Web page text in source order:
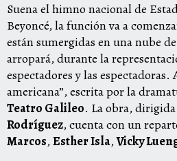
Suena el himno nacional de
Beyoncé, la función va a
están sumergidas en una nube
arropará, durante la
espectadores y las espectadoras.
americana”, escrita por la
Teatro Galileo. La obra,
Rodríguez, cuenta con un
Marcos,Esther Isla,Vicky